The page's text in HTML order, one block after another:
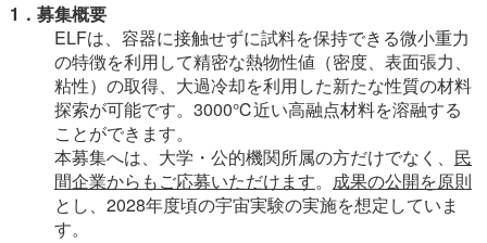
1．募集概要
ELFは、容器に接触せずに試料を保持できる微小重力
の特徴を利用して精密な熱物性値（密度、表面張力、
粘性）の取得、大過冷却を利用した新たな性質の材料
探索が可能です。3000℃近い高融点材料を溶融する
ことができます。
本募集へは、大学・公的機関所属の方だけでなく、 民
間企業からもご応募いただけます。 成果の公開を原則
とし、2028年度頃の宇宙実験の実施を想定していま
す。